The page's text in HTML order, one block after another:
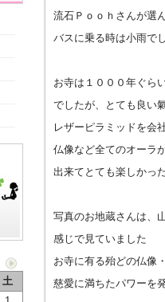
流石Ｐｏｏｈさんが選
バスに乗る時は小雨で
お寺は１０００年ぐら
でしたが、とても良い
レザーピラミッドを会
仏像など全てのオーラ
出来てとても楽しかっ
写真のお地蔵さんは、
感じで見ていました
お寺に有る殆どの仏像
慈愛に満ちたパワーを
土